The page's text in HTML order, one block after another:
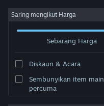
Sign in
Tentang
Saring mengikut Harga
Sebarang Harga
Diskaun & Acara
Sembunyikan item main
percuma
Pembangun: ProGames Studio